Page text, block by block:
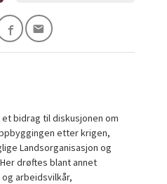
bidrag til diskusjonen om
etter krigen,
Landsorganisasjon og
drøftes blant annet
arbeidsvilkår,